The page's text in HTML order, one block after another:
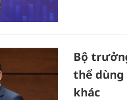
Bộ
thể dùng
khác